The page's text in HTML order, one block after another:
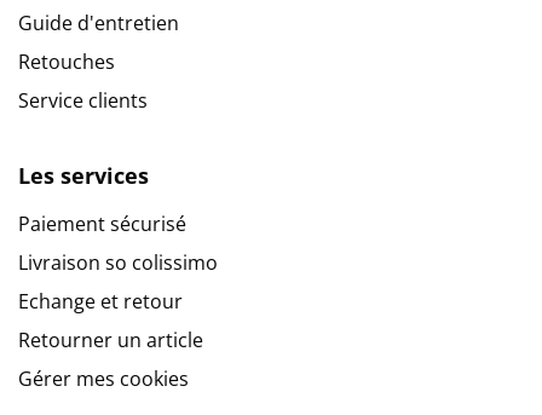
Guide d'entretien
Retouches
Service clients
Les services
Paiement sécurisé
Livraison so colissimo
Echange et retour
Retourner un article
Gérer mes cookies